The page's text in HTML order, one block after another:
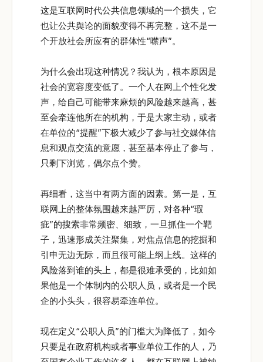
这是互联网时代公共信息领域的一个损失，它
也让公共舆论的面貌变得不再完整，这不是一
个开放社会所应有的群体性“噤声”。
为什么会出现这种情况？我认为，根本原因是
社会的宽容度变低了。一个人在网上个性化发
声，给自己可能带来麻烦的风险越来越高，甚
至会牵连他所在的机构，于是大家主动，或者
在单位的“提醒”下极大减少了参与社交媒体信
息和观点交流的意愿，甚至基本停止了参与，
只剩下浏览，偶尔点个赞。
再细看，这当中有两方面的因素。第一是，互
联网上的整体氛围越来越严厉，对各种“瑕
疵”的搜索非常频密、细致，一旦抓住一个靶
子，迅速形成关注聚集，对焦点信息的挖掘和
引申无边无际，而且很可能上纲上线。这样的
风险落到谁的头上，都是很难承受的，比如如
果他是一个体制内的公职人员，或者是一个民
企的小头头，很容易牵连单位。
现在定义“公职人员”的门槛大为降低了，如今
只要是在政府机构或者事业单位工作的人，乃